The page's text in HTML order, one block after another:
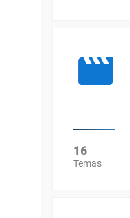
16
Temas